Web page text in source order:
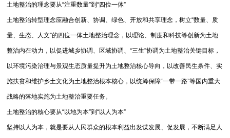
土地整治的理念要从“注重数量”到“四位一体”
土地整治转型理念应融合创新、协调、绿色、开放和共享理念，树立“数量、质
量、生态、人文”的四位一体土地整治理念，以理论、制度和科技等创新为土地
整治内在动力，以促进城乡协调、区域协调、“三生”协调为土地整治关键目标，
以环境污染治理与景观生态质量提升为土地整治核心导向，以改善民生条件、实
施扶贫和维护乡土文化为土地整治根本核心，以统筹保障“一带一路”等国内重大
战略的落地实施为土地整治重要任务。
土地整治的核心要从“以地为本”到“以人为本”
坚持以人为本，就是要从人民群众的根本利益出发谋发展、促发展，不断满足人